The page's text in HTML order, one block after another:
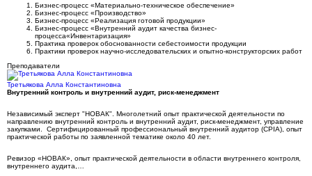
Бизнес-процесс «Материально-техническое обеспечение»
Бизнес-процесс «Производство»
Бизнес-процесс «Реализация готовой продукции»
Бизнес-процесс «Внутренний аудит качества бизнес-
процесса«Инвентаризация»
Практика проверок обоснованности себестоимости продукции
Практики проверок научно-исследовательских и опытно-конструкторских работ
Преподаватели
Третьякова Алла Константиновна
Внутренний контроль и внутренний аудит, риск-менеджмент
Независимый эксперт "НОВАК". Многолетний опыт практической деятельности по
направлению внутренний контроль и внутренний аудит, риск-менеджмент, управление
закупками. Сертифицированный профессиональный внутренний аудитор (CPIA), опыт
практической работы по заявленной тематике около 40 лет.
Ревизор «НОВАК», опыт практической деятельности в области внутреннего контроля,
внутреннего аудита,…